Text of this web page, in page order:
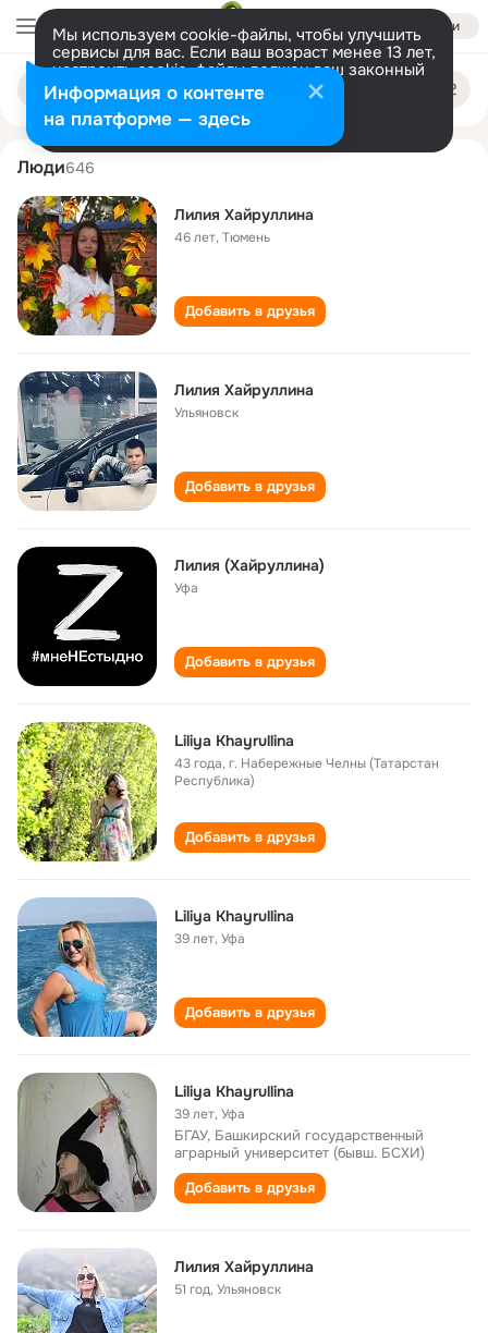
Войти
Мы используем cookie-файлы, чтобы улучшить
сервисы для вас. Если ваш возраст менее 13 лет,
настроить cookie-файлы должен ваш законный
представитель. Больше информации
Разрешить все Настроить
Поиск
людям
liliya khayrullina
Люди646
Лилия Хайруллина
46 лет,Тюмень
Добавить в друзья
Лилия Хайруллина
Ульяновск
Добавить в друзья
Лилия (Хайруллина)
Уфа
Добавить в друзья
Liliya Khayrullina
43 года,г. Набережные Челны (Татарстан
Республика)
Добавить в друзья
Liliya Khayrullina
39 лет,Уфа
Добавить в друзья
Liliya Khayrullina
39 лет,Уфа
БГАУ, Башкирский государственный
аграрный университет (бывш. БСХИ)
Добавить в друзья
Лилия Хайруллина
51 год,Ульяновск
Информация о контенте
на платформе — здесь